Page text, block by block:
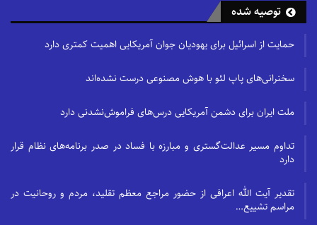
توصیه شده
حمایت از اسرائیل برای یهودیان جوان آمریکایی اهمیت کمتری دارد
سخنرانی‌های پاپ لئو با هوش مصنوعی درست نشده‌اند
ملت ایران برای دشمن آمریکایی درس‌های فراموش‌نشدنی دارد
تداوم مسیر عدالت‌گستری و مبارزه با فساد در صدر برنامه‌های نظام قرار
دارد
تقدیر آیت الله اعرافی از حضور مراجع معظم تقلید، مردم و روحانیت در
مراسم تشییع…